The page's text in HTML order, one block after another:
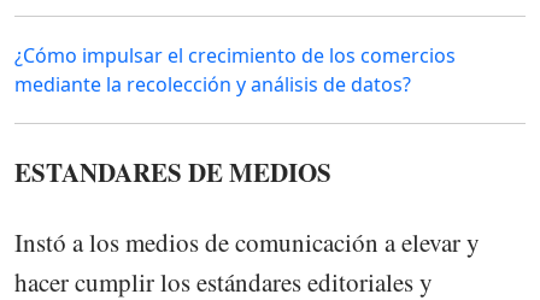
¿Cómo impulsar el crecimiento de los comercios
mediante la recolección y análisis de datos?
ESTANDARES DE MEDIOS
Instó a los medios de comunicación a elevar y
hacer cumplir los estándares editoriales y